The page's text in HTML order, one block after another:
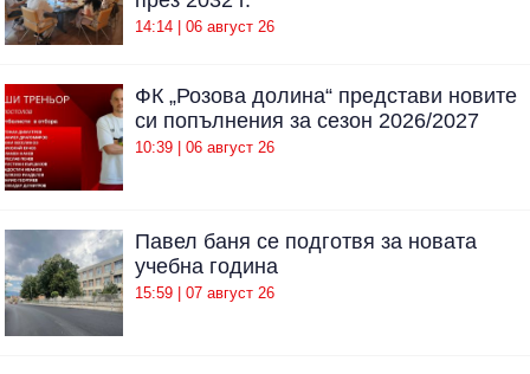
14:14 | 06 август 26
ФК „Розова долина“ представи новите
си попълнения за сезон 2026/2027
10:39 | 06 август 26
Павел баня се подготвя за новата
учебна година
15:59 | 07 август 26